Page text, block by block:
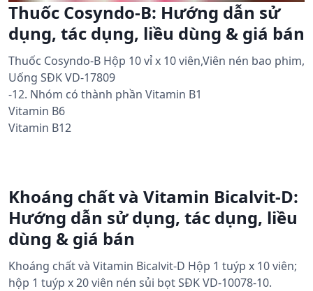
Thuốc Cosyndo-B: Hướng dẫn sử
dụng, tác dụng, liều dùng & giá bán
Thuốc Cosyndo-B Hộp 10 vỉ x 10 viên,Viên nén bao phim,
Uống SĐK VD-17809
-12. Nhóm có thành phần Vitamin B1
Vitamin B6
Vitamin B12
Khoáng chất và Vitamin Bicalvit-D:
Hướng dẫn sử dụng, tác dụng, liều
dùng & giá bán
Khoáng chất và Vitamin Bicalvit-D Hộp 1 tuýp x 10 viên;
hộp 1 tuýp x 20 viên nén sủi bọt SĐK VD-10078-10.